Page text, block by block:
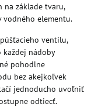
na základe tvaru,
vodného elementu.
ventilu,
nádoby
pohodlne
bez akejkoľvek
jednoducho uvoľniť
odtiecť.